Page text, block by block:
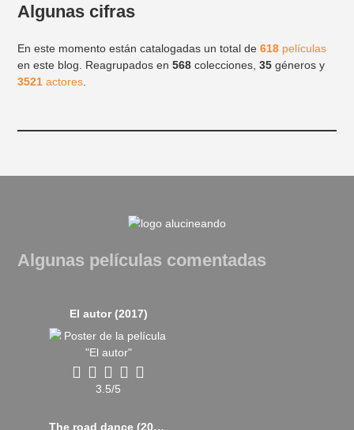
Algunas cifras
En este momento están catalogadas un total de618 películas
en este blog. Reagrupados en568 colecciones,35 géneros y
3521 actores
Algunas películas comentadas
El autor (2017)
3.5/5
The road dance (2021)